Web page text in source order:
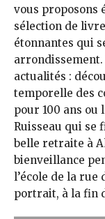
vous proposons
sélection de
étonnantes qui
actualités :
temporelle des
pour 100 ans
Ruisseau qui se
belle retraite à
bienveillance
l’école de la rue
portrait, à la fin